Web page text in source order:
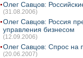
Олег Савцов:
(31.08.2006)
Олег Савцов: Россия
управления бизнесом
(12.09.2006)
Олег Савцов: Спрос на
(20.06.2007)